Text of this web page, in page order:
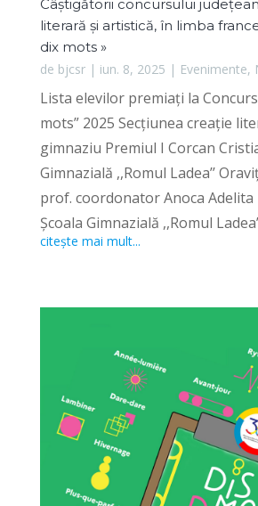
Câștigătorii concursului
literară și artistică, în limba
dix mots »
de bjcsr| iun. 8, 2025 | Evenimente,
Lista elevilor premiați la
mots” 2025 Secțiunea creație
gimnaziu Premiul I Corcan
Gimnazială ,,Romul Ladea’’
prof. coordonator Anoca Adelita
Școala Gimnazială ,,Romul
citește mai mult...